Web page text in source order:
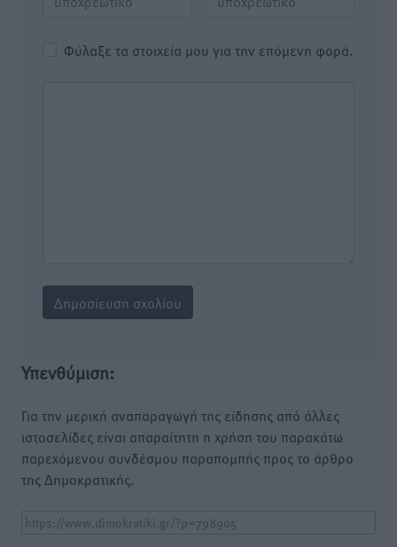
Φύλαξε τα στοιχεία μου για την επόμενη φορά.
Υπενθύμιση:
Για την μερική αναπαραγωγή της είδησης από άλλες
ιστοσελίδες είναι απαραίτητη η χρήση του παρακάτω
παρεχόμενου συνδέσμου παραπομπής προς το άρθρο
της Δημοκρατικής.